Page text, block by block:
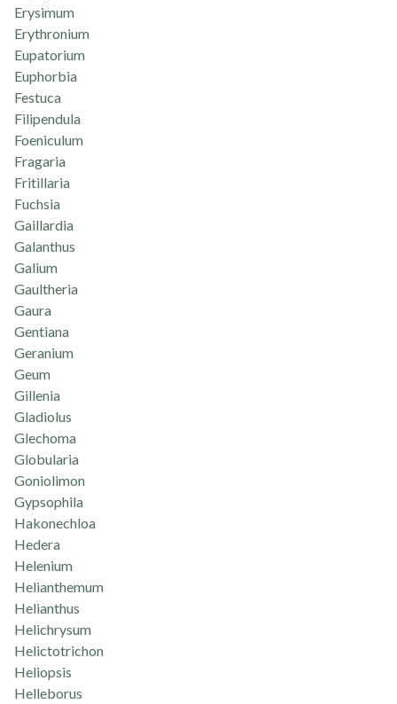
Erysimum
Erythronium
Eupatorium
Euphorbia
Festuca
Filipendula
Foeniculum
Fragaria
Fritillaria
Fuchsia
Gaillardia
Galanthus
Galium
Gaultheria
Gaura
Gentiana
Geranium
Geum
Gillenia
Gladiolus
Glechoma
Globularia
Goniolimon
Gypsophila
Hakonechloa
Hedera
Helenium
Helianthemum
Helianthus
Helichrysum
Helictotrichon
Heliopsis
Helleborus